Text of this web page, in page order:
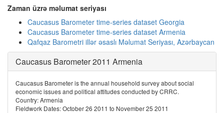
Zaman üzrə məlumat seriyası
Caucasus Barometer time-series dataset Georgia
Caucasus Barometer time-series dataset Armenia
Qafqaz Barometri illər əsaslı Məlumat Seriyası, Azərbaycan
Caucasus Barometer 2011 Armenia
Caucasus Barometer is the annual household survey about social
economic issues and political attitudes conducted by CRRC.
Country: Armenia
Fieldwork Dates: October 26 2011 to November 25 2011